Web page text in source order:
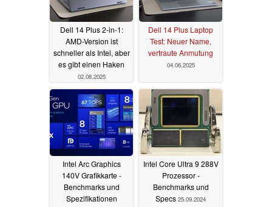
Dell 14 Plus 2-in-1:
AMD-Version ist
schneller als Intel, aber
es gibt einen Haken
02.08.2025
Dell 14 Plus Laptop
Test: Neuer Name,
vertraute Anmutung
04.06.2025
Intel Arc Graphics
140V Grafikkarte -
Benchmarks und
Spezifikationen
Intel Core Ultra 9 288V
Prozessor -
Benchmarks und
Specs 25.09.2024